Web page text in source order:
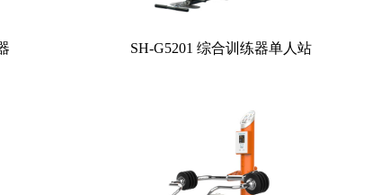
SH-G5201 综合训练器单人站